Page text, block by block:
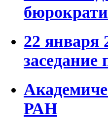
22 января
РАН